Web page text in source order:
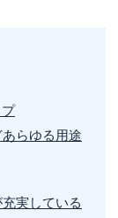
らゆる用途
実している